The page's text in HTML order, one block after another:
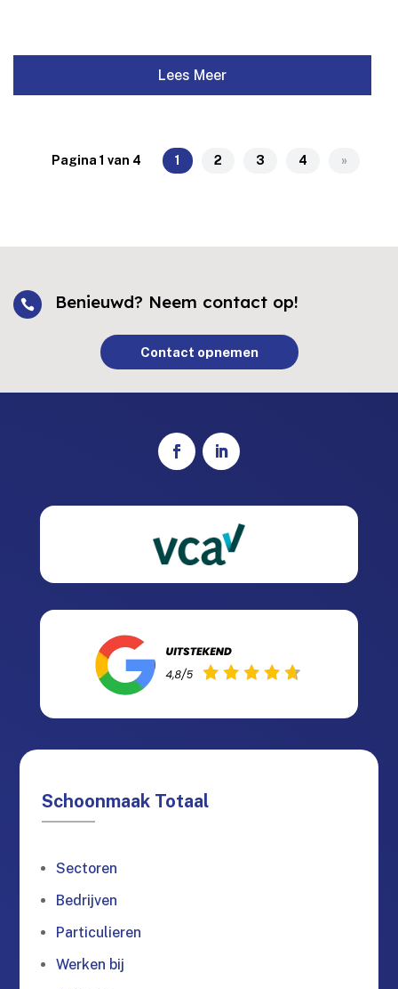
Lees Meer
Pagina 1 van 4 1 2 3 4 »
 Benieuwd? Neem contact op!
Contact opnemen
Schoonmaak Totaal
Sectoren
Bedrijven
Particulieren
Werken bij